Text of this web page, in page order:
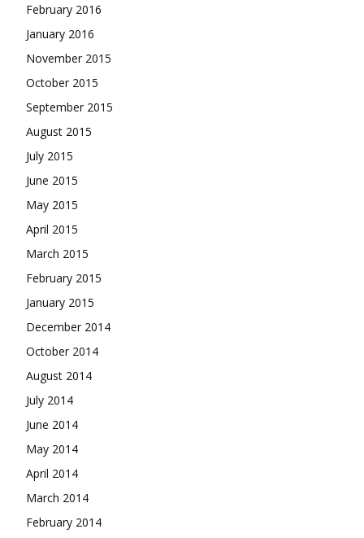
February 2016
January 2016
November 2015
October 2015
September 2015
August 2015
July 2015
June 2015
May 2015
April 2015
March 2015
February 2015
January 2015
December 2014
October 2014
August 2014
July 2014
June 2014
May 2014
April 2014
March 2014
February 2014